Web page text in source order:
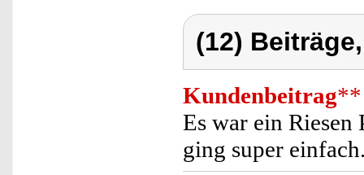
(12)
Kundenbeitrag**
Es war ein Riesen
ging super